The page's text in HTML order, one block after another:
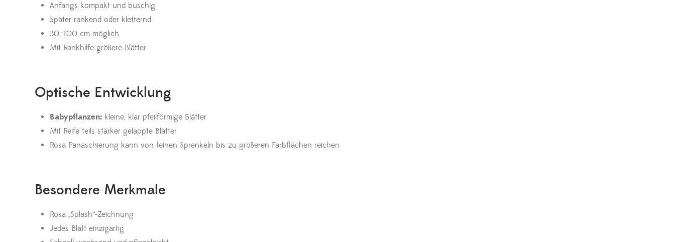
Anfangs kompakt und buschig
Später rankend oder kletternd
30–100 cm möglich
Mit Rankhilfe größere Blätter
Optische Entwicklung
Babypflanzen: kleine, klar pfeilförmige Blätter
Mit Reife teils stärker gelappte Blätter
Rosa Panaschierung kann von feinen Sprenkeln bis zu größeren Farbflächen reichen
Besondere Merkmale
Rosa „Splash“-Zeichnung
Jedes Blatt einzigartig